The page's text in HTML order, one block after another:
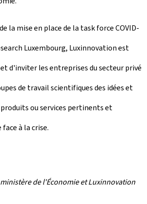
la mise en place de la task force COVID-
Luxembourg, Luxinnovation est
d'inviter les entreprises du secteur privé
de travail scientifiques des idées et
ou services pertinents et
à la crise.
de l'Économie et Luxinnovation